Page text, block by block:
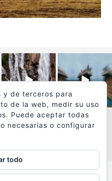
y de terceros para
de la web, medir su uso
Puede aceptar todas
necesarias o configurar
todo